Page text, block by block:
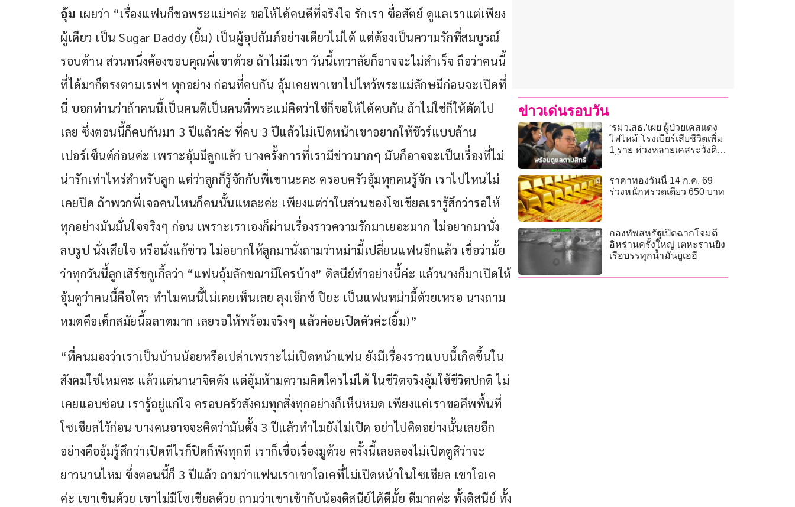
อุ้ม เผยว่า “เรื่องแฟนก็ขอพระแม่ฯค่ะ ขอให้ได้คนดีที่จริงใจ รักเรา ซื่อสัตย์ ดูแลเราแต่เพียง
ผู้เดียว เป็น Sugar Daddy (ยิ้ม) เป็นผู้อุปถัมภ์อย่างเดียวไม่ได้ แต่ต้องเป็นความรักที่สมบูรณ์
รอบด้าน ส่วนหนึ่งต้องขอบคุณพี่เขาด้วย ถ้าไม่มีเขา วันนี้เทวาลัยก็อาจจะไม่สำเร็จ ถือว่าคนนี้
ที่ได้มาก็ตรงตามเรฟฯ ทุกอย่าง ก่อนที่คบกัน อุ้มเคยพาเขาไปไหว้พระแม่ลักษมีก่อนจะเปิดที่
นี่ บอกท่านว่าถ้าคนนี้เป็นคนดีเป็นคนที่พระแม่คิดว่าใช่ก็ขอให้ได้คบกัน ถ้าไม่ใช่ก็ให้ตัดไป
เลย ซึ่งตอนนี้ก็คบกันมา 3 ปีแล้วค่ะ ที่คบ 3 ปีแล้วไม่เปิดหน้าเขาอยากให้ชัวร์แบบล้าน
เปอร์เซ็นต์ก่อนค่ะ เพราะอุ้มมีลูกแล้ว บางครั้งการที่เรามีข่าวมากๆ มันก็อาจจะเป็นเรื่องที่ไม่
น่ารักเท่าไหร่สำหรับลูก แต่ว่าลูกก็รู้จักกับพี่เขานะคะ ครอบครัวอุ้มทุกคนรู้จัก เราไปไหนไม่
เคยปิด ถ้าพวกพี่เจอคนไหนก็คนนั้นแหละค่ะ เพียงแต่ว่าในส่วนของโซเชียลเรารู้สึกว่ารอให้
ทุกอย่างมันมั่นใจจริงๆ ก่อน เพราะเราเองก็ผ่านเรื่องราวความรักมาเยอะมาก ไม่อยากมานั่ง
ลบรูป นั่งเสียใจ หรือนั่งแก้ข่าว ไม่อยากให้ลูกมานั่งถามว่าหม่ามี้เปลี่ยนแฟนอีกแล้ว เชื่อว่ามั้ย
ว่าทุกวันนี้ลูกเสิร์ชกูเกิ้ลว่า “แฟนอุ้มลักขณามีใครบ้าง” ดิสนีย์ทำอย่างนี้ค่ะ แล้วนางก็มาเปิดให้
อุ้มดูว่าคนนี้คือใคร ทำไมคนนี้ไม่เคยเห็นเลย ลุงเอ็กซ์ ปิยะ เป็นแฟนหม่ามี้ด้วยเหรอ นางถาม
หมดคือเด็กสมัยนี้ฉลาดมาก เลยรอให้พร้อมจริงๆ แล้วค่อยเปิดตัวค่ะ(ยิ้ม)”
“ที่คนมองว่าเราเป็นบ้านน้อยหรือเปล่าเพราะไม่เปิดหน้าแฟน ยังมีเรื่องราวแบบนี้เกิดขึ้นใน
สังคมใช่ไหมคะ แล้วแต่นานาจิตตัง แต่อุ้มห้ามความคิดใครไม่ได้ ในชีวิตจริงอุ้มใช้ชีวิตปกติ ไม่
เคยแอบซ่อน เรารู้อยู่แก่ใจ ครอบครัวสังคมทุกสิ่งทุกอย่างก็เห็นหมด เพียงแค่เราขอคีพพื้นที่
โซเชียลไว้ก่อน บางคนอาจจะคิดว่ามันตั้ง 3 ปีแล้วทำไมยังไม่เปิด อย่าไปคิดอย่างนั้นเลยอีก
อย่างคืออุ้มรู้สึกว่าเปิดทีไรก็ปิดก็พังทุกที เราก็เชื่อเรื่องมูด้วย ครั้งนี้เลยลองไม่เปิดดูสิว่าจะ
ยาวนานไหม ซึ่งตอนนี้ก็ 3 ปีแล้ว ถามว่าแฟนเราเขาโอเคที่ไม่เปิดหน้าในโซเชียล เขาโอเค
ค่ะ เขาเขินด้วย เขาไม่มีโซเชียลด้วย ถามว่าเขาเข้ากับน้องดิสนีย์ได้ดีมั้ย ดีมากค่ะ ทั้งดิสนีย์ ทั้ง
ข่าวเด่นรอบวัน
‘รมว.สธ.’เผย ผู้ป่วยเคสแดง
ไฟไหม้ โรงเบียร์เสียชีวิตเพิ่ม
1 ราย ห่วงหลายเคสระวังติด
ราคาทองวันนี้ 14 ก.ค. 69
ร่วงหนักพรวดเดียว 650 บาท
กองทัพสหรัฐเปิดฉากโจมตี
อิหร่านครั้งใหญ่ เตหะรานยิง
เรือบรรทุกน้ำมันยูเออี